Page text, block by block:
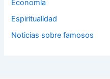
Economía
Espiritualidad
Noticias sobre famosos